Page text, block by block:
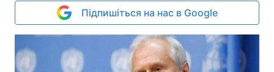
Підпишіться на нас в Google